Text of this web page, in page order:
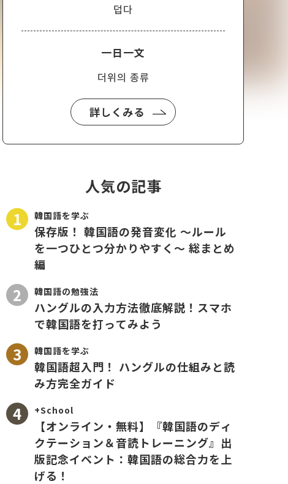
덥다
一日一文
더위의 종류
詳しくみる
人気の記事
韓国語を学ぶ
保存版！ 韓国語の発音変化 〜ルール
を一つひとつ分かりやすく〜 総まとめ
編
韓国語の勉強法
ハングルの入力方法徹底解説！スマホ
で韓国語を打ってみよう
韓国語を学ぶ
韓国語超入門！ ハングルの仕組みと読
み方完全ガイド
+School
【オンライン・無料】『韓国語のディ
クテーション＆音読トレーニング』出
版記念イベント：韓国語の総合力を上
げる！